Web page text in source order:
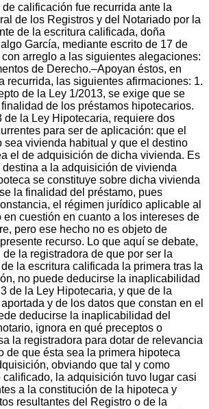
de calificación fue recurrida ante la
de los Registros y del Notariado por la
de la escritura calificada, doña
García, mediante escrito de 17 de
arreglo a las siguientes alegaciones:
de Derecho.–Apoyan éstos, en
recurrida, las siguientes afirmaciones: 1.
de la Ley 1/2013, se exige que se
de los préstamos hipotecarios.
de la Ley Hipotecaria, requiere dos
para ser de aplicación: que el
sea vivienda habitual y que el destino
el de adquisición de dicha vivienda. Es
destina a la adquisición de vivienda
se constituye sobre dicha vivienda
la finalidad del préstamo, pues
el régimen jurídico aplicable al
en cuestión en cuanto a los intereses de
pero ese hecho no es objeto de
recurso. Lo que aquí se debate,
la registradora de que por ser la
la escritura calificada la primera tras la
no puede deducirse la inaplicabilidad
de la Ley Hipotecaria, y que de la
y de los datos que constan en el
deducirse la inaplicabilidad del
ignora en qué preceptos o
la registradora para dotar de relevancia
de que ésta sea la primera hipoteca
obviando que tal y como
calificado, la adquisición tuvo lugar casi
a la constitución de la hipoteca y
resultantes del Registro o de la